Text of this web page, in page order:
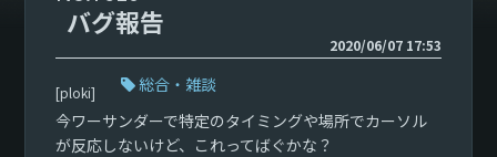
バグ報告
2020/06/07 17:53
[ploki]
総合・雑談
今ワーサンダーで特定のタイミングや場所でカーソル
が反応しないけど、これってばぐかな？